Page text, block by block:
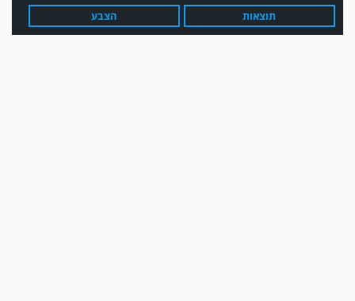
תוצאות הצבע